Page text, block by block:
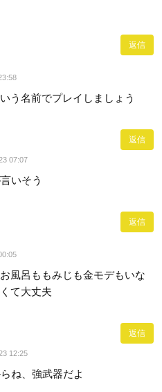
返信
う名前でプレイしましょう
返信
07:07
いそう
返信
風呂ももみじも金モデもいな
て大丈夫
返信
12:25
ね、強武器だよ